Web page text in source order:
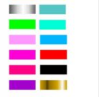
en
la
página
de
producto